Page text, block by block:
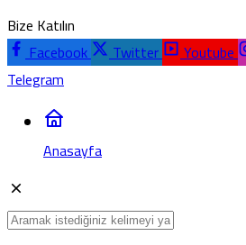
Bize Katılın
Facebook
Twitter Youtube
Telegram
Anasayfa